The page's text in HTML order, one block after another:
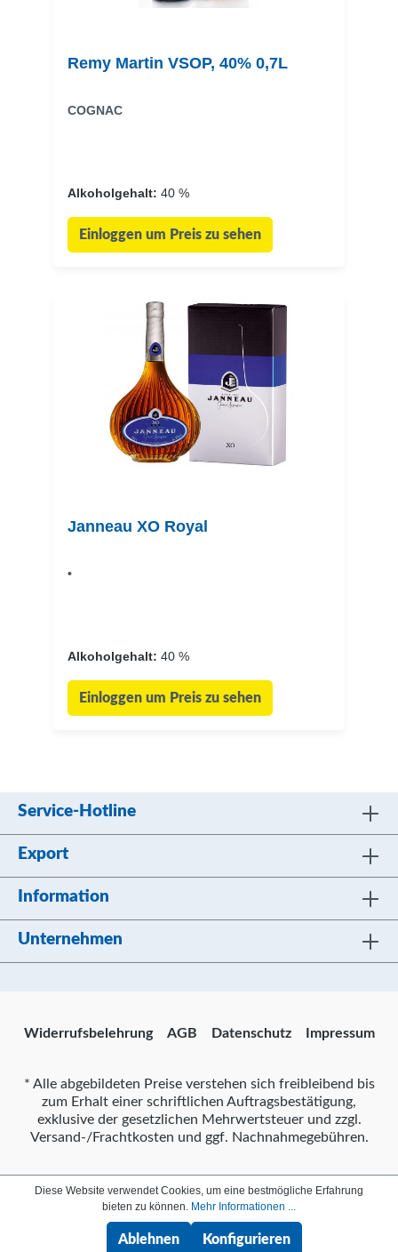
Remy Martin VSOP, 40% 0,7L
COGNAC
Alkoholgehalt: 40 %
Einloggen um Preis zu sehen
Janneau XO Royal
•
Alkoholgehalt: 40 %
Einloggen um Preis zu sehen
Service-Hotline
Export
Information
Unternehmen
Widerrufsbelehrung AGB Datenschutz Impressum
* Alle abgebildeten Preise verstehen sich freibleibend bis
zum Erhalt einer schriftlichen Auftragsbestätigung,
exklusive der gesetzlichen Mehrwertsteuer und zzgl.
Versand-/Frachtkosten und ggf. Nachnahmegebühren.
Diese Website verwendet Cookies, um eine bestmögliche Erfahrung
bieten zu können. Mehr Informationen ...
Ablehnen Konfigurieren